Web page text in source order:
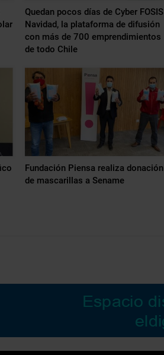
Quedan pocos días de Cyber FOSIS
Navidad, la plataforma de difusión
con más de 700 emprendimientos
de todo Chile
Fundación Piensa realiza donación
de mascarillas a Sename